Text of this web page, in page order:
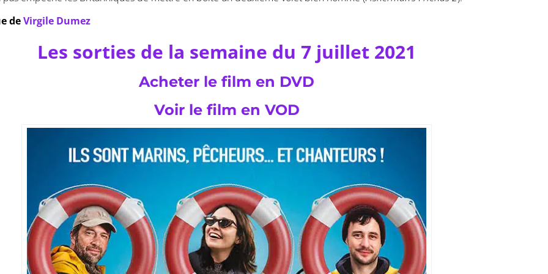
deVirgile Dumez
Les sorties de la semaine du 7 juillet 2021
Acheter le film en DVD
Voir le film en VOD